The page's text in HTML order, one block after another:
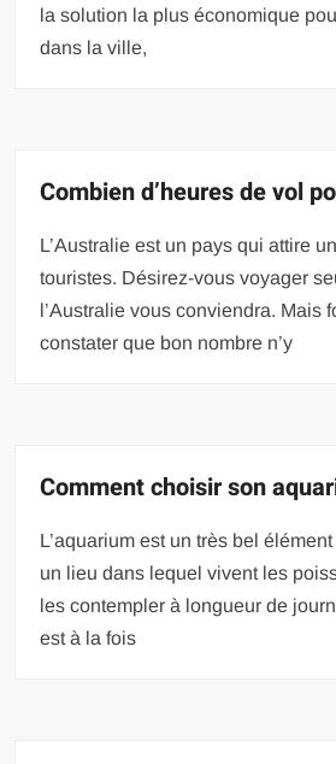
la solution la plus économique
dans la ville,
Combien d’heures de vol
L’Australie est un pays qui attire
touristes. Désirez-vous voyager
l’Australie vous conviendra. Mais
constater que bon nombre n’y
Comment choisir son
L’aquarium est un très bel
un lieu dans lequel vivent les
les contempler à longueur de
est à la fois